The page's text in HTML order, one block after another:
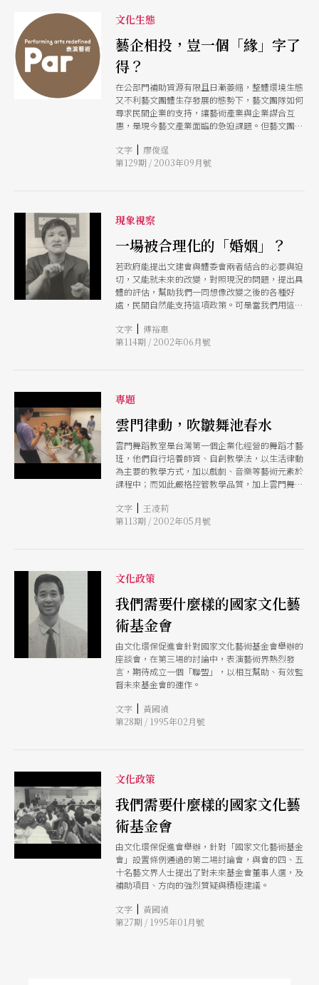
擊樂團擊樂文教基金會執行長的劉叔康，便提出成
立公開的交流平台資料庫，整合表演藝術團隊營
運、補助、求職、求才訊息，以達到有效的就業謀
合。 溫慧玟也呼籲，學界與產業之間應該加強交
流，不妨將其他產業的「企業求才說明會」、「建
教合作」等方式套用進來，一方面讓實務界走入校
園，創造「儲蓄人才」的機會；另一方面則給學生
及早接觸實務的機會，從實作中了解自己的優勢及
點上先起跑，為就業作準備。
文化生態
藝企相投，豈一個「緣」字了
得？
在公部門補助資源有限且日漸萎縮，整體環境生態
又不利藝文團體生存發展的態勢下，藝文團隊如何
尋求民間企業的支持，讓藝術產業與企業謀合互
惠，是現今藝文產業面臨的急迫課題。但藝文團體
投」三言兩語就能交代得盡，其中的路徑還是需要
藝文團體、企業和公部門三者間共同披荊斬棘，殺
文字 | 廖俊逞
第129期 / 2003年09月號
現象視察
一場被合理化的「婚姻」？
若政府能提出文建會與體委會兩者結合的必要與迫
切，又能就未來的改變，對照現況的問題，提出具
體的評估，幫助我們一同想像改變之後的各種好
處，民間自然能支持這項政策。可是當我們用這樣
時，完全看不到這樣的解釋。
文字 | 傅裕惠
第114期 / 2002年06月號
專題
雲門律動，吹皺舞池春水
雲門舞蹈教室是台灣第一個企業化經營的舞蹈才藝
班，他們自行培養師資、自創教學法，以生活律動
為主要的教學方式，加以戲劇、音樂等藝術元素於
課程中；而如此嚴格控管教學品質，加上雲門舞集
市場，的確掀起不小的漣漪。
文字 | 王凌莉
第113期 / 2002年05月號
文化政策
我們需要什麼樣的國家文化藝
術基金會
由文化環保促進會針對國家文化藝術基金會舉辦的
座談會，在第三場的討論中，表演藝術界熱烈發
言，期待成立一個「聯盟」，以相互幫助、有效監
督未來基金會的運作。
文字 | 黃國禎
第28期 / 1995年02月號
文化政策
我們需要什麼樣的國家文化藝
術基金會
由文化環保促進會舉辦，針對「國家文化藝術基金
會」設置條例通過的第二場討論會，與會的四、五
十名藝文界人士提出了對未來基金會董事人選，及
補助項目、方向的強烈質疑與積極建議。
文字 | 黃國禎
第27期 / 1995年01月號